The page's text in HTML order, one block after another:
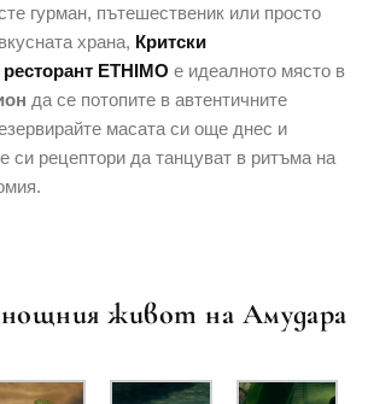
гурман, пътешественик или просто
храна, Критски
ETHIMO е идеалното място в
да се потопите в автентичните
масата си още днес и
си рецептори да танцуват в ритъма на
живот на Амудара